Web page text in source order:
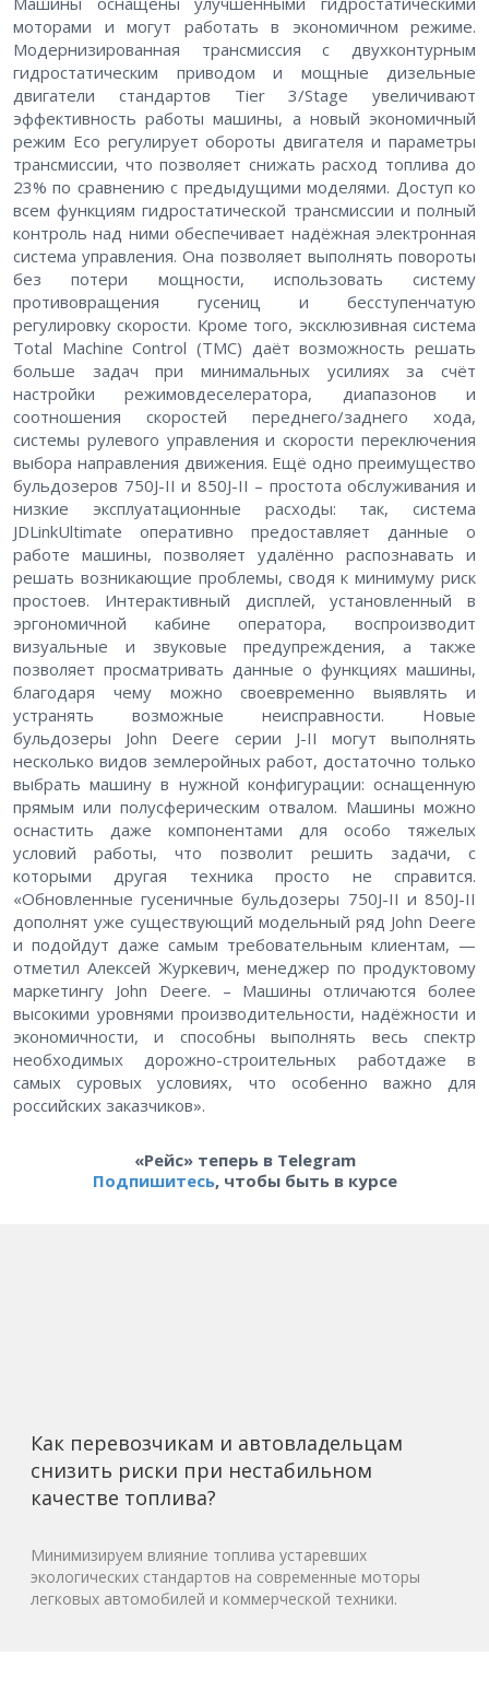
моторами и могут работать в экономичном режиме.
Модернизированная трансмиссия с двухконтурным
гидростатическим приводом и мощные дизельные
двигатели стандартов Tier 3/Stage увеличивают
эффективность работы машины, а новый экономичный
режим Eco регулирует обороты двигателя и параметры
трансмиссии, что позволяет снижать расход топлива до
23% по сравнению с предыдущими моделями. Доступ ко
всем функциям гидростатической трансмиссии и полный
контроль над ними обеспечивает надёжная электронная
система управления. Она позволяет выполнять повороты
без потери мощности, использовать систему
противовращения гусениц и бесступенчатую
регулировку скорости. Кроме того, эксклюзивная система
Total Machine Control (TMC) даёт возможность решать
больше задач при минимальных усилиях за счёт
настройки режимовдеселератора, диапазонов и
соотношения скоростей переднего/заднего хода,
системы рулевого управления и скорости переключения
выбора направления движения. Ещё одно преимущество
бульдозеров 750J-II и 850J-II – простота обслуживания и
низкие эксплуатационные расходы: так, система
JDLinkUltimate оперативно предоставляет данные о
работе машины, позволяет удалённо распознавать и
решать возникающие проблемы, сводя к минимуму риск
простоев. Интерактивный дисплей, установленный в
эргономичной кабине оператора, воспроизводит
визуальные и звуковые предупреждения, а также
позволяет просматривать данные о функциях машины,
благодаря чему можно своевременно выявлять и
устранять возможные неисправности. Новые
бульдозеры John Deere серии J-II могут выполнять
несколько видов землеройных работ, достаточно только
выбрать машину в нужной конфигурации: оснащенную
прямым или полусферическим отвалом. Машины можно
оснастить даже компонентами для особо тяжелых
условий работы, что позволит решить задачи, с
которыми другая техника просто не справится.
«Обновленные гусеничные бульдозеры 750J-II и 850J-II
дополнят уже существующий модельный ряд John Deere
и подойдут даже самым требовательным клиентам, —
отметил Алексей Журкевич, менеджер по продуктовому
маркетингу John Deere. – Машины отличаются более
высокими уровнями производительности, надёжности и
экономичности, и способны выполнять весь спектр
необходимых дорожно-строительных работдаже в
самых суровых условиях, что особенно важно для
российских заказчиков».
«Рейс» теперь в Telegram
Подпишитесь, чтобы быть в курсе
Как перевозчикам и автовладельцам
снизить риски при нестабильном
качестве топлива?
Минимизируем влияние топлива устаревших
экологических стандартов на современные моторы
легковых автомобилей и коммерческой техники.